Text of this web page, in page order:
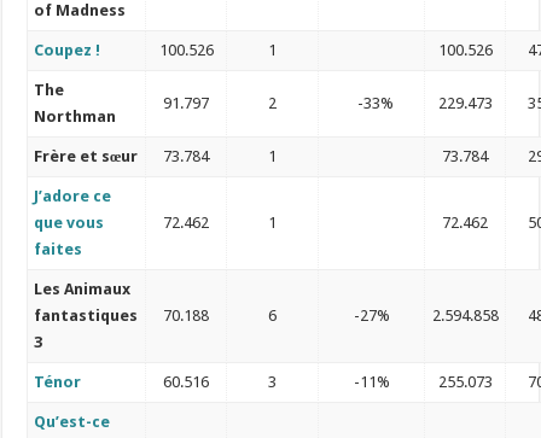
of Madness
Coupez ! 100.526 1 100.526
The
Northman
91.797 2 -33% 229.473
Frère et sœur 73.784 1 73.784
J’adore ce
que vous
faites
72.462 1 72.462
Les Animaux
fantastiques
3
70.188 6 -27% 2.594.858
Ténor 60.516 3 -11% 255.073
Qu’est-ce